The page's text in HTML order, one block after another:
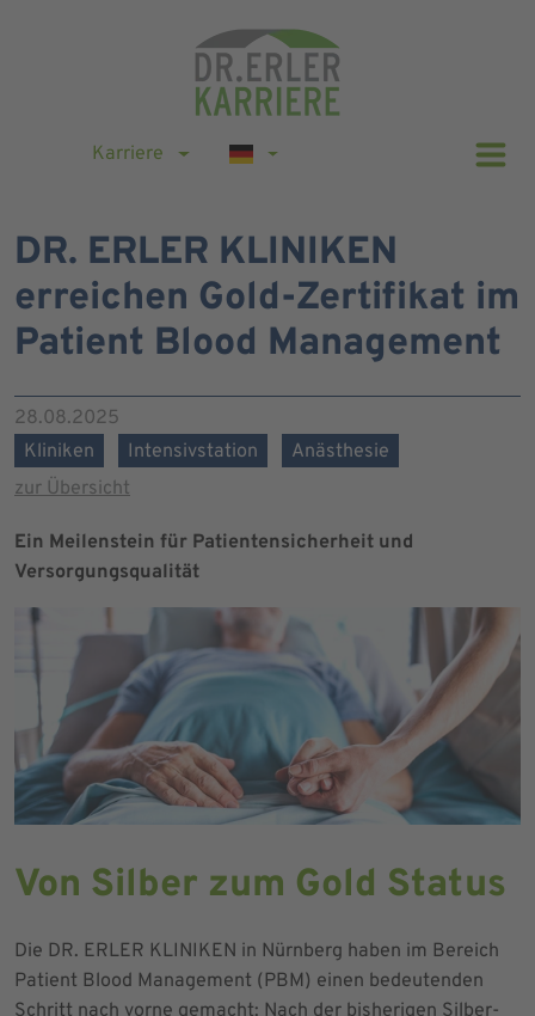
Karriere
DR. ERLER KLINIKEN
erreichen Gold-Zertifikat im
Patient Blood Management
28.08.2025
Kliniken
Intensivstation
Anästhesie
zur Übersicht
Ein Meilenstein für Patientensicherheit und
Versorgungsqualität
Von Silber zum Gold Status
Die DR. ERLER KLINIKEN in Nürnberg haben im Bereich
Patient Blood Management (PBM) einen bedeutenden